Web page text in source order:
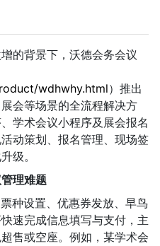
的背景下，沃德会务会议
wdhwhy.html）推出
会等场景的全流程解决方
学术会议小程序及展会报名
动策划、报名管理、现场签
级。
理难题
种设置、优惠券发放、早鸟
速完成信息填写与支付，主
售或空座。例如，某学术会